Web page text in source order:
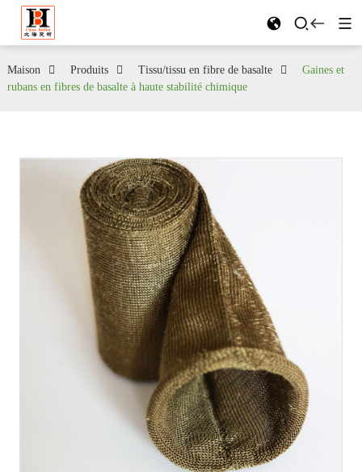
Maison Produits Tissu/tissu en fibre de basalte
Gaines et
rubans en fibres de basalte à haute stabilité chimique